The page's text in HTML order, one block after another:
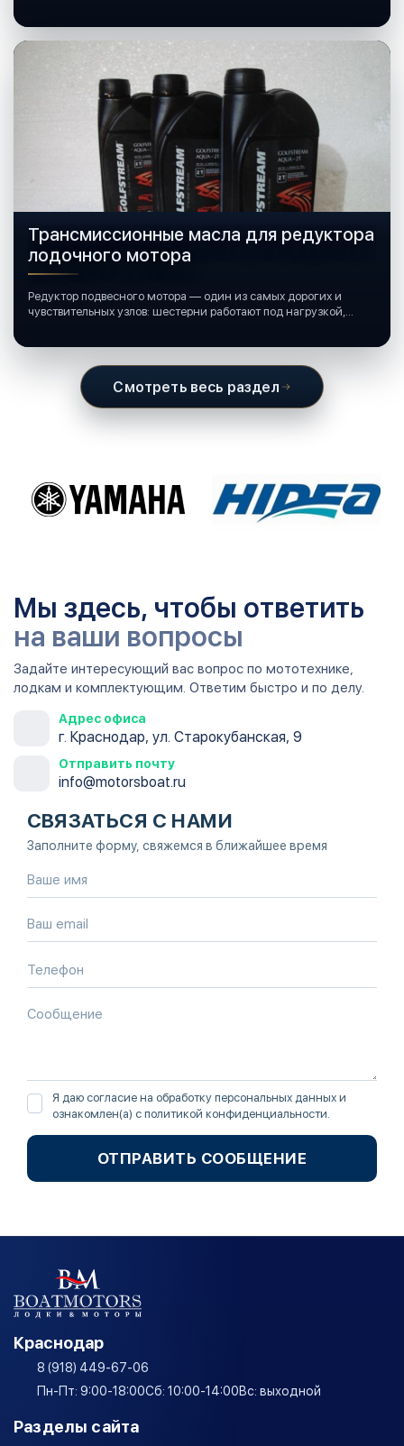
Трансмиссионные масла для редуктора
лодочного мотора
Редуктор подвесного мотора — один из самых дорогих и
чувствительных узлов: шестерни работают под нагрузкой,
Смотреть весь раздел
Мы здесь, чтобы ответить
на ваши вопросы
Задайте интересующий вас вопрос по мототехнике,
лодкам и комплектующим. Ответим быстро и по делу.
Адрес офиса
г. Краснодар, ул. Старокубанская, 9
Отправить почту
info@motorsboat.ru
СВЯЗАТЬСЯ С НАМИ
Заполните форму, свяжемся в ближайшее время
Я даю согласие на обработку персональных данных и
ознакомлен(а) с политикой конфиденциальности.
ОТПРАВИТЬ СООБЩЕНИЕ
Краснодар
8 (918) 449-67-06
Пн-Пт: 9:00-18:00Сб: 10:00-14:00Вс: выходной
Разделы сайта